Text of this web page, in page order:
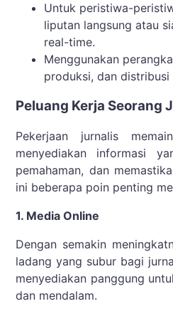
Untuk peristiwa-
liputan langsung atau
real-time.
Menggunakan
produksi, dan distribusi
Peluang Kerja Seorang
Pekerjaan jurnalis
menyediakan informasi
pemahaman, dan
ini beberapa poin penting
1. Media Online
Dengan semakin
ladang yang subur bagi
menyediakan panggung
dan mendalam.